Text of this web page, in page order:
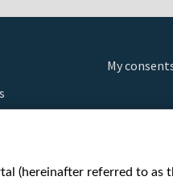
My
(hereinafter referred to as